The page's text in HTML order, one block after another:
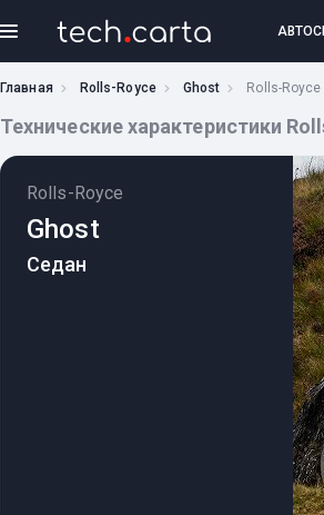
Главная Rolls-Royce Ghost Rolls-Royce
Технические характеристики
Rolls-Royce
Ghost
Седан